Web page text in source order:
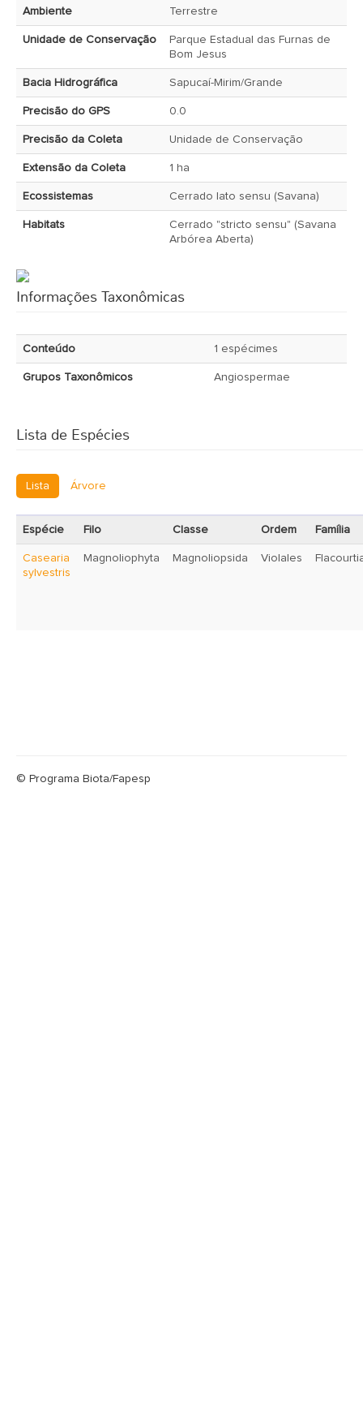
Ambiente Terrestre
Unidade de Conservação
Parque Estadual das Furnas de
Bom Jesus
Bacia Hidrográfica Sapucaí-Mirim/Grande
Precisão do GPS 0.0
Precisão da Coleta Unidade de Conservação
Extensão da Coleta 1 ha
Ecossistemas Cerrado lato sensu (Savana)
Habitats
Cerrado "stricto sensu" (Savana
Arbórea Aberta)
Informações Taxonômicas
Conteúdo 1 espécimes
Grupos Taxonômicos Angiospermae
Lista de Espécies
Lista Árvore
Espécie Filo Classe Ordem Família
Casearia
sylvestris
Magnoliophyta Magnoliopsida Violales
© Programa Biota/Fapesp